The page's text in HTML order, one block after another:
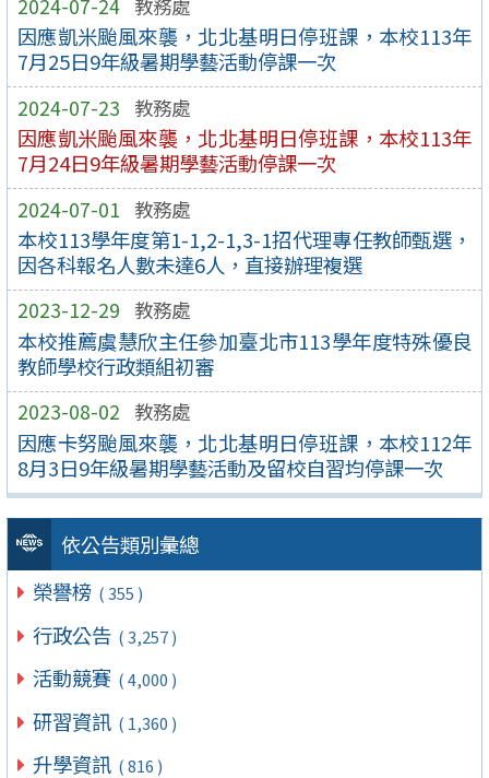
2024-07-24 教務處
因應凱米颱風來襲，北北基明日停班課，本校113年
7月25日9年級暑期學藝活動停課一次
2024-07-23 教務處
因應凱米颱風來襲，北北基明日停班課，本校113年
7月24日9年級暑期學藝活動停課一次
2024-07-01 教務處
本校113學年度第1-1,2-1,3-1招代理專任教師甄選，
因各科報名人數未達6人，直接辦理複選
2023-12-29 教務處
本校推薦虞慧欣主任參加臺北市113學年度特殊優良
教師學校行政類組初審
2023-08-02 教務處
因應卡努颱風來襲，北北基明日停班課，本校112年
8月3日9年級暑期學藝活動及留校自習均停課一次
依公告類別彙總
榮譽榜 ( 355 )
行政公告 ( 3,257 )
活動競賽 ( 4,000 )
研習資訊 ( 1,360 )
升學資訊 ( 816 )